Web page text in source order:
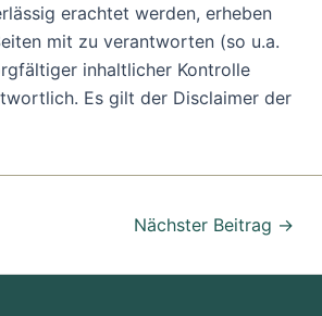
erachtet werden, erheben
mit zu verantworten (so u.a.
inhaltlicher Kontrolle
Es gilt der Disclaimer der
Nächster Beitrag →